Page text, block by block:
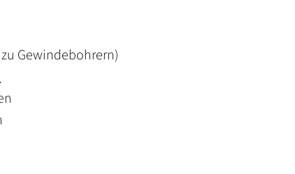
Gewindebohrern)